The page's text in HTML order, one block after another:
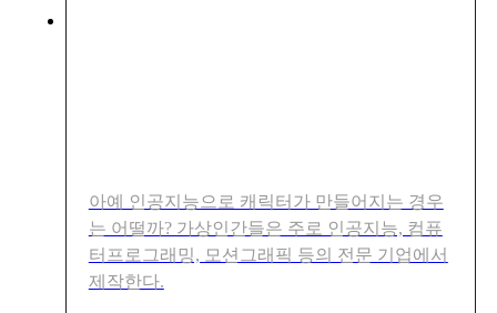
아예 인공지능으로 캐릭터가 만들어지는 경우
는 어떨까? 가상인간들은 주로 인공지능, 컴퓨
터프로그래밍, 모션그래픽 등의 전문 기업에서
제작한다.